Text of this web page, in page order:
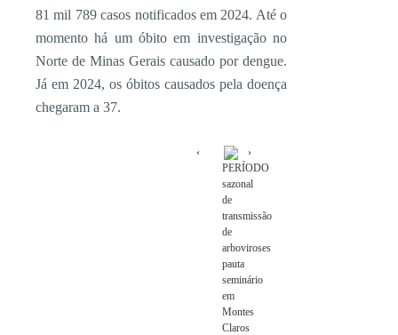
81 mil 789 casos notificados em 2024. Até o
momento há um óbito em investigação no
Norte de Minas Gerais causado por dengue.
Já em 2024, os óbitos causados pela doença
chegaram a 37.
PERÍODO
sazonal
de
transmissão
de
arboviroses
pauta
seminário
em
Montes
Claros